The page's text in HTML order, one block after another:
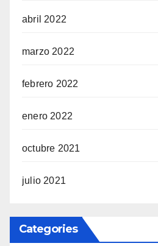
abril 2022
marzo 2022
febrero 2022
enero 2022
octubre 2021
julio 2021
Categories